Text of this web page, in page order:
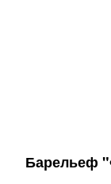
Барельеф